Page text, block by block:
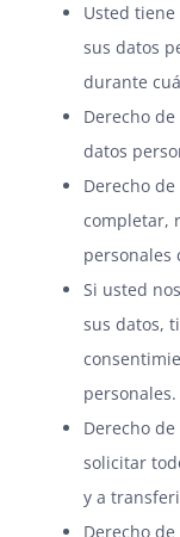
Usted
sus datos
durante
Derecho
datos
Derecho
completar,
personales
Si usted
sus datos,
personales.
Derecho
solicitar
y a
Derecho